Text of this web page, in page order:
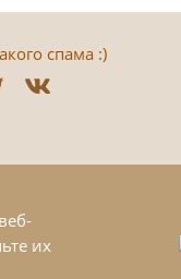
спама :)
их